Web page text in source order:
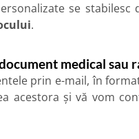
se stabilesc
.
medical sau
prin e-mail, în format
acestora și vă vom